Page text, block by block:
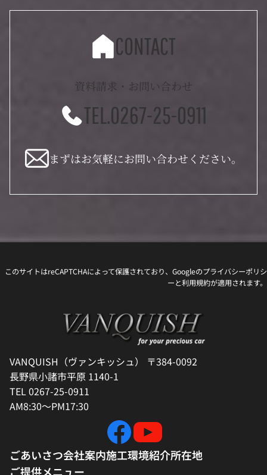
CONTACT
資料請求・お問い合わせ
TEL.0267-25-0911
まずはお気軽にお問い合わせください。
このサイトはreCAPTCHAによって保護されており、Googleのプライバシーポリシ
ーと利用規約が適用されます。
VANQUISH（ヴァンキッシュ） 〒384-0092
長野県小諸市平原 1140-1
TEL 0267-25-0911
AM8:30～PM17:30
ごあいさつ会社案内施工環境紹介所在地
ご提供メニュー